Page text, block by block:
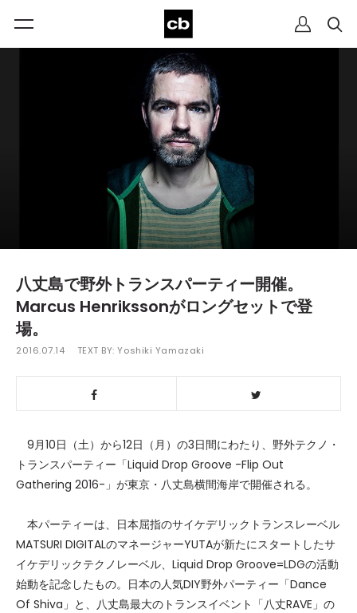
八丈島で野外トランスパーティー開催。
Marcus Henrikssonがロングセットで登
場。
2016.07.14 TEXT BY:Yoshiki Yamazaki
9月10日（土）から12日（月）の3日間にわたり、野外テクノ・
トランスパーティー「Liquid Drop Groove -Flip Out
Gathering 2016-」が東京・八丈島横間海岸で開催される。
本パーティーは、日本屈指のサイケデリックトランスレーベル
MATSURI DIGITALのマネージャーYUTAが新たにスタートしたサ
イケデリックテクノレーベル、Liquid Drop Groove=LDGの活動
始動を記念したもの。日本の人気DIY野外パーティー「Dance
Of Shiva」と、八丈島最大のトランスイベント「八丈RAVE」の